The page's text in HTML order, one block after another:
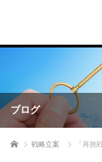
ブログ
ホーム 戦略立案 「再挑